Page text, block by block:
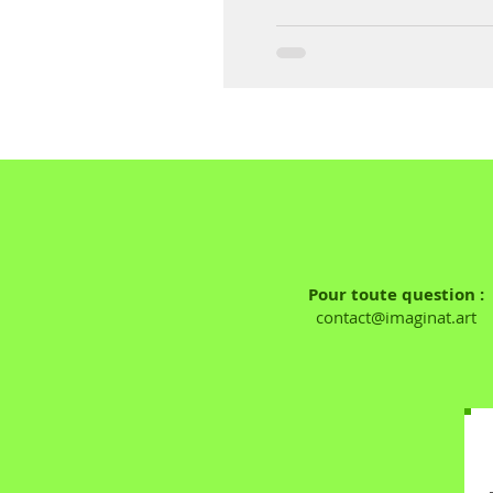
Pour toute question :
contact@imaginat.art